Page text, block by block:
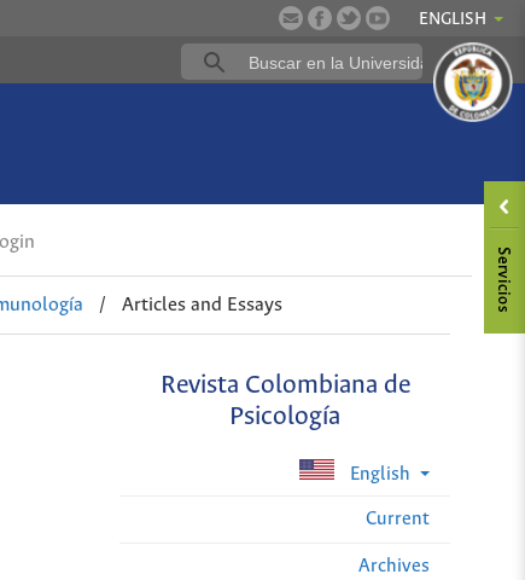
ENGLISH
/ Articles and Essays
Revista Colombiana de
Psicología
English
Current
Archives